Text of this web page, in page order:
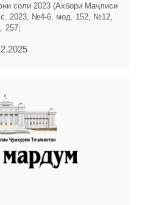
соли 2023 (Ахбори Маҷлиси
с. 2023, №4-6, мод. 152, №12,
257;